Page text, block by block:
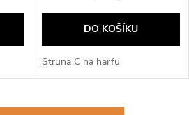
DO KOŠÍKU
Struna C na harfu